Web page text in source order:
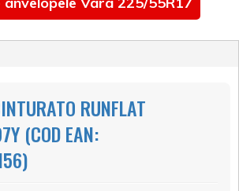
RUNFLAT
(COD EAN: